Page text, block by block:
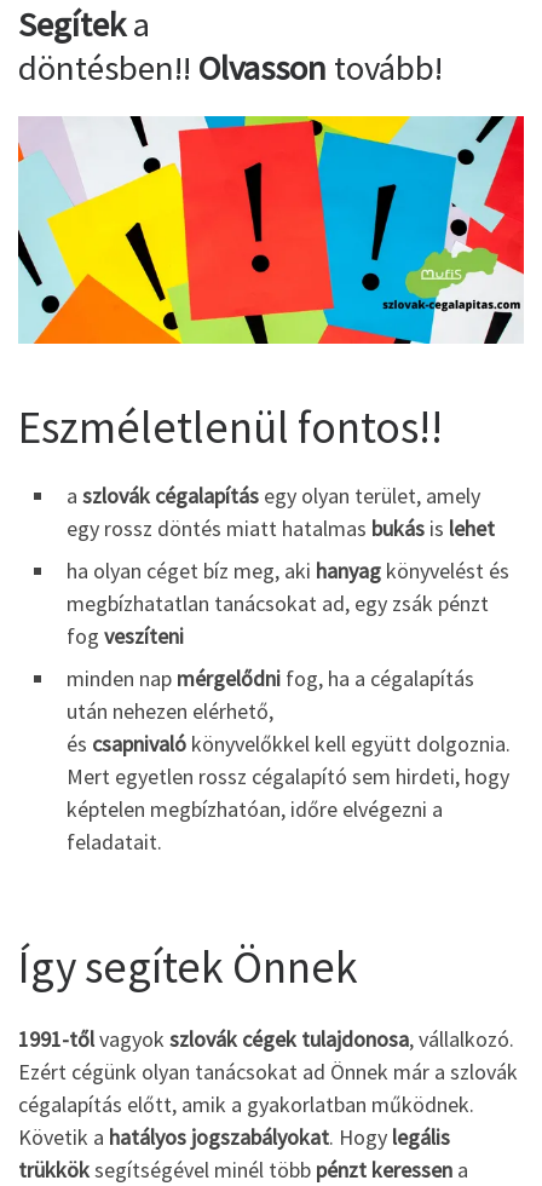
Segíteka
döntésben!! Olvasson tovább!
Eszméletlenül fontos!!
a szlovák cégalapítás egy olyan terület, amely
egy rossz döntés miatt hatalmas bukás is lehet
ha olyan céget bíz meg, aki hanyag könyvelést és
megbízhatatlan tanácsokat ad, egy zsák pénzt
fog veszíteni
minden nap mérgelődni fog, ha a cégalapítás
után nehezen elérhető,
és csapnivaló könyvelőkkel kell együtt dolgoznia.
Mert egyetlen rossz cégalapító sem hirdeti, hogy
képtelen megbízhatóan, időre elvégezni a
feladatait.
Így segítek Önnek
1991-tőlvagyok szlovák cégek tulajdonosa, vállalkozó.
Ezért cégünk olyan tanácsokat ad Önnek már a szlovák
cégalapítás előtt, amik a gyakorlatban működnek.
Követik a hatályos jogszabályokat. Hogy legális
trükköksegítségével minél több pénzt keressen a